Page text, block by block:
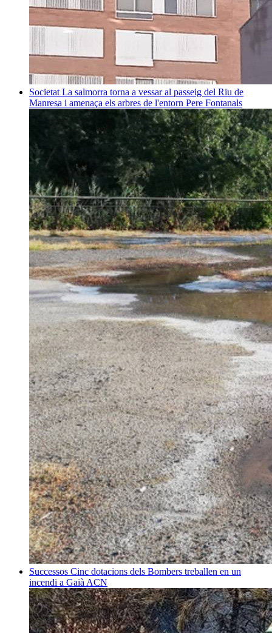
Societat La salmorra torna a vessar al passeig del Riu de
Manresa i amenaça els arbres de l'entorn Pere Fontanals
Successos Cinc dotacions dels Bombers treballen en un
incendi a Gaià ACN